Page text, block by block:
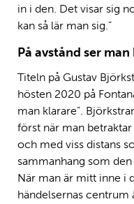
in i den. Det visar sig
kan så lär man sig.”
På avstånd ser
Titeln på Gustav
hösten 2020 på
man klarare”.
först när man
och med viss distans
sammanhang som
När man är mitt inne i
händelsernas centrum